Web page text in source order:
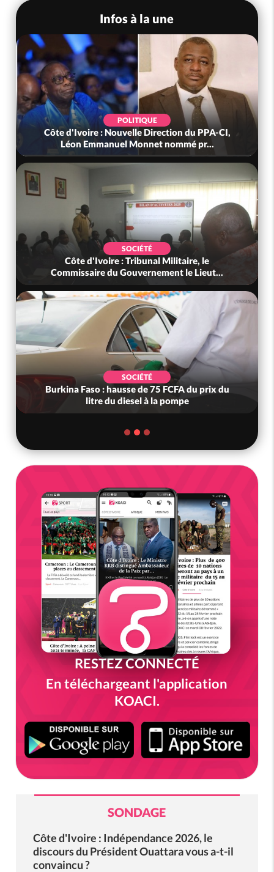
Infos à la une
POLITIQUE
Côte d'Ivoire : Nouvelle Direction du PPA-CI,
Léon Emmanuel Monnet nommé pr...
SOCIÉTÉ
Côte d'Ivoire : Tribunal Militaire, le
Commissaire du Gouvernement le Lieut...
SOCIÉTÉ
Burkina Faso : hausse de 75 FCFA du prix du
litre du diesel à la pompe
RESTEZ CONNECTÉ
En téléchargeant l'application
KOACI.
SONDAGE
Côte d'Ivoire : Indépendance 2026, le
discours du Président Ouattara vous a-t-il
convaincu ?